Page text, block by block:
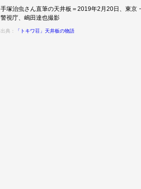
手塚治虫さん直筆の天井板＝2019年2月20日、東京・
警視庁、嶋田達也撮影
出典： 「トキワ荘」天井板の物語